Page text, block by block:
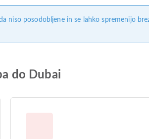
niso posodobljene in se lahko spremenijo
do Dubai